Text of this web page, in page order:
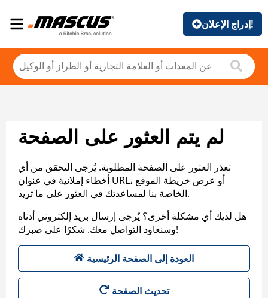
إدراج الإعلان!
لم يتم العثور على الصفحة
تعذر العثور على الصفحة المطلوبة. يُرجى التحقق من أي
أخطاء إملائية في عنوان URL، أو عرض خريطة الموقع
الخاصة بنا لمساعدتك في العثور على ما تريد.
هل لديك أي مشكلة أخرى؟ يُرجى إرسال بريد إلكتروني أدناه
وسنعاود التواصل معك. شكرًا على صبرك!
العودة إلى الصفحة الرئيسية
تحديث الصفحة